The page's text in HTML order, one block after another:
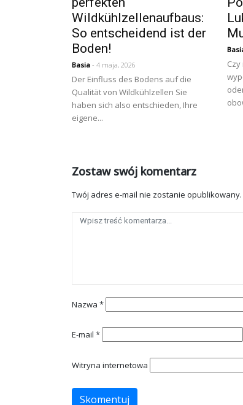
Wildkühlzellenaufbaus:
So entscheidend ist der
Boden!
Basia - 4 maja, 2026
Der Einfluss des Bodens auf die
Qualität von Wildkühlzellen Sie
haben sich also entschieden, Ihre
eigene...
Zostaw swój komentarz
Twój adres e-mail nie zostanie opublikowany.
Nazwa *
E-mail *
Witryna internetowa